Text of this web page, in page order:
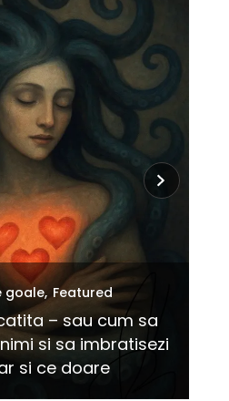
Presar
si lideri de carton